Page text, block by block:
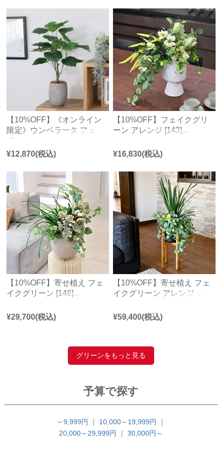
【10%OFF】《オンライン
限定》ウンベラータ フェ
イ...
¥12,870(税込)
【10%OFF】フェイクグリ
ーン アレンジ [143]...
¥16,830(税込)
【10%OFF】寄せ植え フェ
イクグリーン [146]...
¥29,700(税込)
【10%OFF】寄せ植え フェ
イクグリーン アレンジ ...
¥59,400(税込)
グリーンをもっと見る
予算で探す
～9,999円 ｜ 10,000～19,999円
｜
20,000～29,999円
｜ 30,000円～